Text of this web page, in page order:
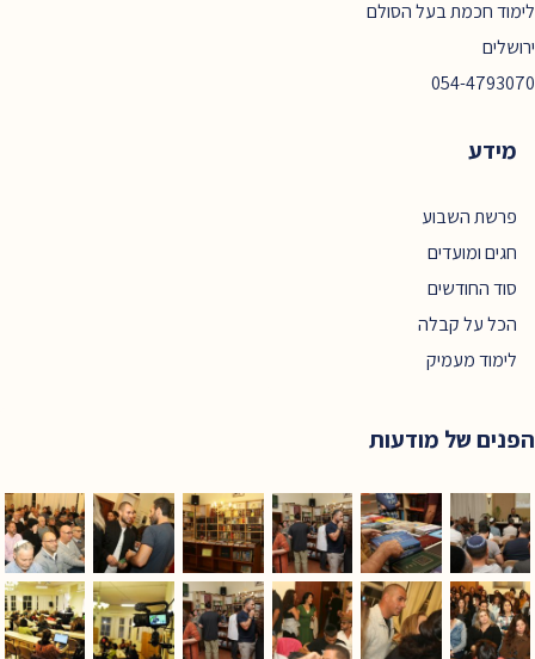
לימוד חכמת בעל הסולם
ירושלים
054-4793070
מידע
פרשת השבוע
חגים ומועדים
סוד החודשים
הכל על קבלה
לימוד מעמיק
הפנים של מודעות